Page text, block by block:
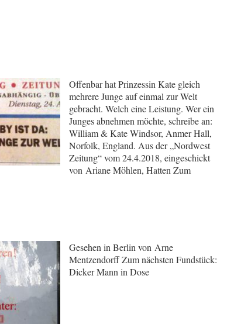
Offenbar hat Prinzessin Kate gleich
mehrere Junge auf einmal zur Welt
gebracht. Welch eine Leistung. Wer ein
Junges abnehmen möchte, schreibe an:
William & Kate Windsor, Anmer Hall,
Norfolk, England. Aus der „Nordwest
Zeitung“ vom 24.4.2018, eingeschickt
von Ariane Möhlen, Hatten Zum
Gesehen in Berlin von Arne
Mentzendorff Zum nächsten Fundstück:
Dicker Mann in Dose